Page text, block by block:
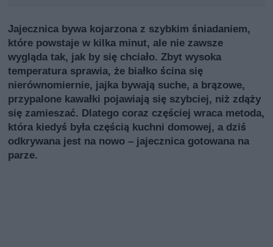
Jajecznica bywa kojarzona z szybkim śniadaniem,
które powstaje w kilka minut, ale nie zawsze
wygląda tak, jak by się chciało. Zbyt wysoka
temperatura sprawia, że białko ścina się
nierównomiernie, jajka bywają suche, a brązowe,
przypalone kawałki pojawiają się szybciej, niż zdąży
się zamieszać. Dlatego coraz częściej wraca metoda,
która kiedyś była częścią kuchni domowej, a dziś
odkrywana jest na nowo – jajecznica gotowana na
parze.